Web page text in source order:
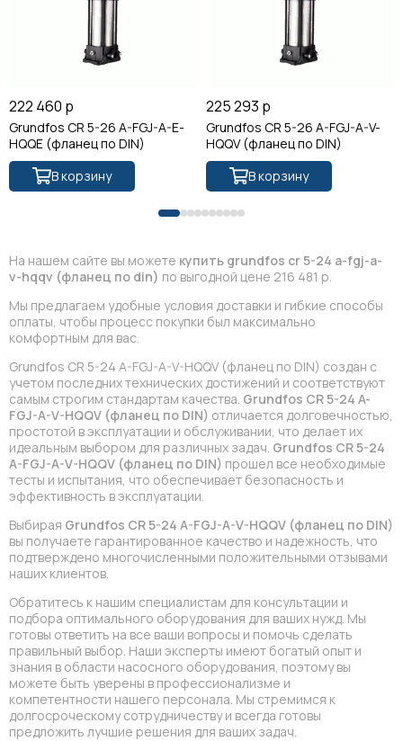
222 460 р
Grundfos CR 5-26 A-FGJ-A-E-
HQQE (фланец по DIN)
В корзину
225 293 р
Grundfos CR 5-26 A-FGJ-A-V-
HQQV (фланец по DIN)
В корзину
На нашем сайте вы можете купить grundfos cr 5-24 a-fgj-a-
v-hqqv (фланец по din) по выгодной цене 216 481 р.
Мы предлагаем удобные условия доставки и гибкие способы
оплаты, чтобы процесс покупки был максимально
комфортным для вас.
Grundfos CR 5-24 A-FGJ-A-V-HQQV (фланец по DIN) создан с
учетом последних технических достижений и соответствуют
самым строгим стандартам качества. Grundfos CR 5-24 A-
FGJ-A-V-HQQV (фланец по DIN) отличается долговечностью,
простотой в эксплуатации и обслуживании, что делает их
идеальным выбором для различных задач. Grundfos CR 5-24
A-FGJ-A-V-HQQV (фланец по DIN) прошел все необходимые
тесты и испытания, что обеспечивает безопасность и
эффективность в эксплуатации.
Выбирая Grundfos CR 5-24 A-FGJ-A-V-HQQV (фланец по DIN)
вы получаете гарантированное качество и надежность, что
подтверждено многочисленными положительными отзывами
наших клиентов.
Обратитесь к нашим специалистам для консультации и
подбора оптимального оборудования для ваших нужд. Мы
готовы ответить на все ваши вопросы и помочь сделать
правильный выбор. Наши эксперты имеют богатый опыт и
знания в области насосного оборудования, поэтому вы
можете быть уверены в профессионализме и
компетентности нашего персонала. Мы стремимся к
долгосроческому сотрудничеству и всегда готовы
предложить лучшие решения для ваших задач.